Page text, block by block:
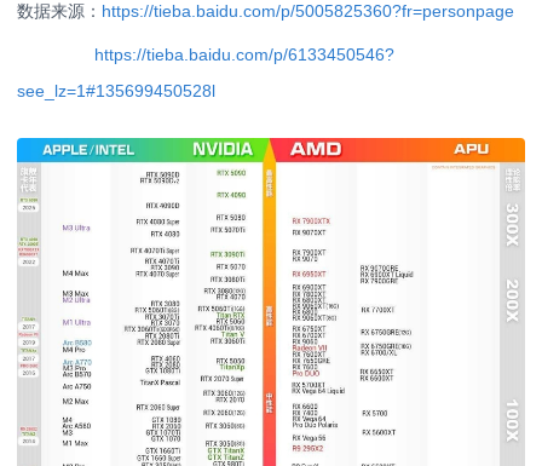
数据来源： https://tieba.baidu.com/p/5005825360?fr=personpage
https://tieba.baidu.com/p/6133450546?
see_lz=1#135699450528l